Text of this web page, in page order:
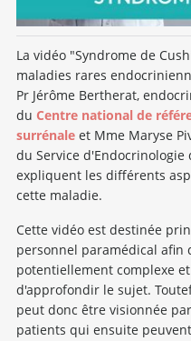
La vidéo "Syndrome de
maladies rares
Pr Jérôme Bertherat,
du Centre national de
surrénaleet Mme Maryse
du Service
expliquent les différents
cette maladie.
Cette vidéo est destinée
personnel paramédical afin
potentiellement complexe
d'approfondir le sujet.
peut donc être visionnée
patients qui ensuite